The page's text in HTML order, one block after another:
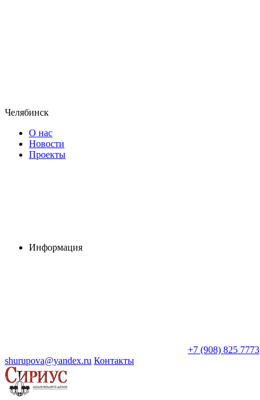
Челябинск
О нас
Новости
Проекты
Информация
+7 (908) 825 7773
shurupova@yandex.ru Контакты